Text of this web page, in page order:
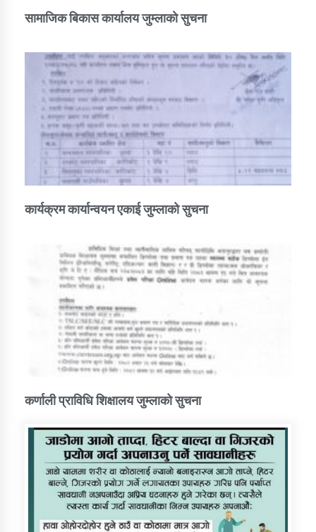
सामाजिक बिकास कार्यालय जुम्लाकाे सुचना
कार्यक्रम कार्यान्वयन एकाई जुम्लाको सुचना
कर्णाली प्राविधि शिक्षालय जुम्लाको सुचना